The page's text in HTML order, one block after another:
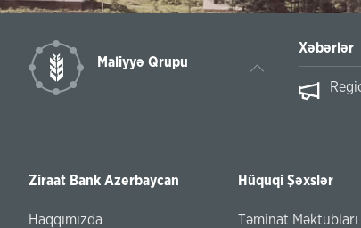
Maliyyə Qrupu
Xəbərlər
başa vurduq!
Ziraat Bank Azerbaycan
Haqqımızda
Hüquqi Şəxslər
Təminat Məktubları